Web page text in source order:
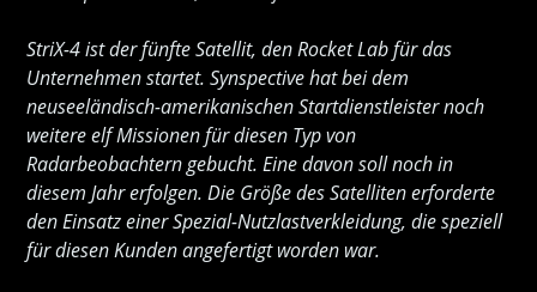
StriX-4 ist der fünfte Satellit, den Rocket Lab für das
Unternehmen startet. Synspective hat bei dem
neuseeländisch-amerikanischen Startdienstleister noch
weitere elf Missionen für diesen Typ von
Radarbeobachtern gebucht. Eine davon soll noch in
diesem Jahr erfolgen. Die Größe des Satelliten erforderte
den Einsatz einer Spezial-Nutzlastverkleidung, die speziell
für diesen Kunden angefertigt worden war.